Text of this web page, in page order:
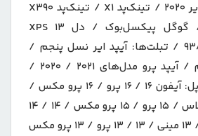
لپ‌تاپ‌ها: مک‌بوک ایر ۲۰۲۰ / تینک‌پد X۱ / تینک‌پد X۳۹۰
/ تینک‌پد E۴۹۰ / گوگل پیکسل‌بوک / دل XPS ۱۳
مدل‌های ۹۳۶۰ و ۹۳۸۰ / تبلت‌ها: آیپد ایر نسل پنجم /
آیپد ایر نسل چهارم / آیپد پرو مدل‌های ۲۰۲۱ / ۲۰۲۰ /
۲۰۱۸ / گوشی‌های اپل: آیفون ۱۶ / ۱۶ پرو / ۱۶ پرو مکس /
۱۶ پلاس / ۱۵ / ۱۵ پلاس / ۱۵ پرو / ۱۵ پرو مکس / ۱۴ / ۱۴
پرو / ۱۴ پرو مکس / ۱۳ مینی / ۱۳ / ۱۳ پرو / ۱۳ پرو مکس